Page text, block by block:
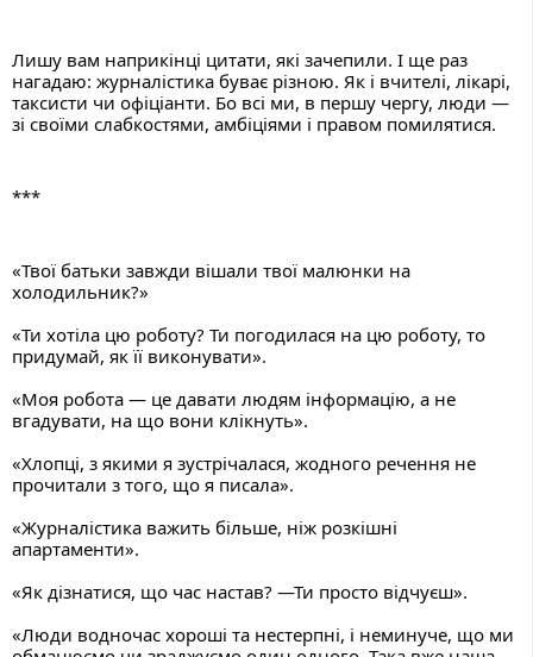
Лишу вам наприкінці цитати, які зачепили. І ще раз
нагадаю: журналістика буває різною. Як і вчителі, лікарі,
таксисти чи офіціанти. Бо всі ми, в першу чергу, люди —
зі своїми слабкостями, амбіціями і правом помилятися.
***
«Твої батьки завжди вішали твої малюнки на
холодильник?»
«Ти хотіла цю роботу? Ти погодилася на цю роботу, то
придумай, як її виконувати».
«Моя робота — це давати людям інформацію, а не
вгадувати, на що вони клікнуть».
«Хлопці, з якими я зустрічалася, жодного речення не
прочитали з того, що я писала».
«Журналістика важить більше, ніж розкішні
апартаменти».
«Як дізнатися, що час настав? —Ти просто відчуєш».
«Люди водночас хороші та нестерпні, і неминуче, що ми